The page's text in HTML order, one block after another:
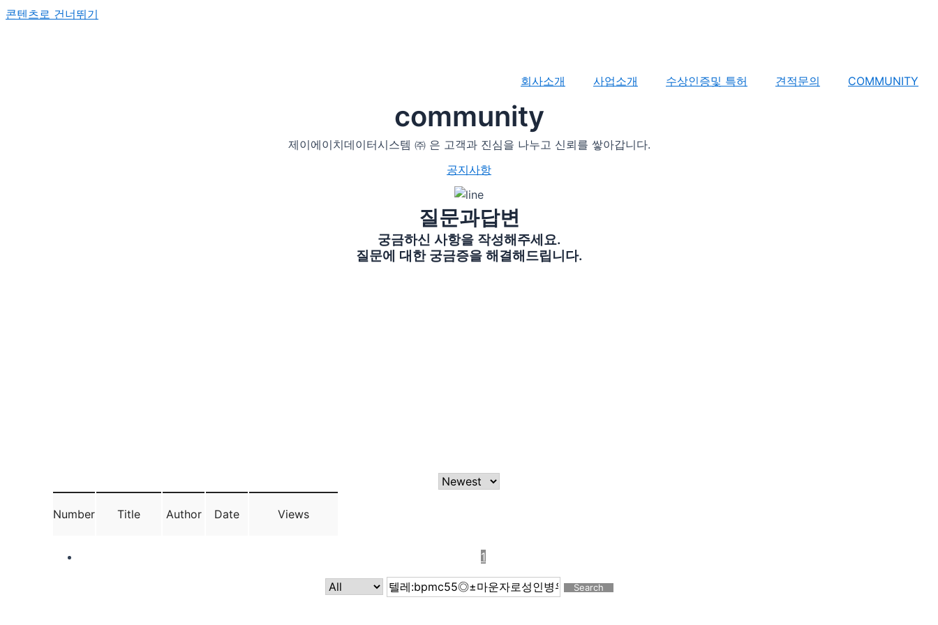
콘텐츠로 건너뛰기
회사소개 사업소개 수상인증및 특허 견적문의 COMMUNITY
community
제이에이치데이터시스템 ㈜ 은 고객과 진심을 나누고 신뢰를 쌓아갑니다.
공지사항
질문과답변
궁금하신 사항을 작성해주세요.
질문에 대한 궁금증을 해결해드립니다.
Number Title Author Date Views
1
Search